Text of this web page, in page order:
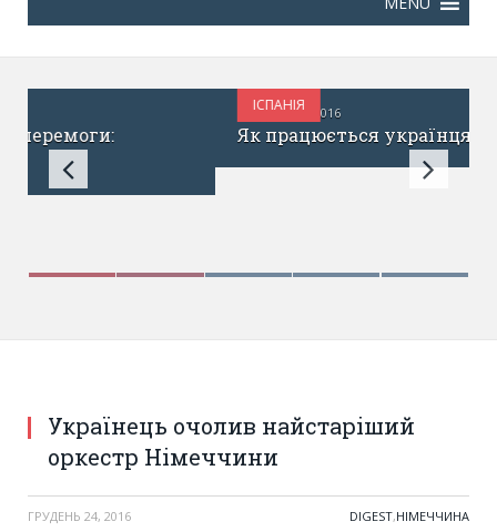
Як працюється українцям в Португалії?
Українець очолив найстаріший
оркестр Німеччини
ГРУДЕНЬ 24, 2016 DIGEST,НІМЕЧЧИНА